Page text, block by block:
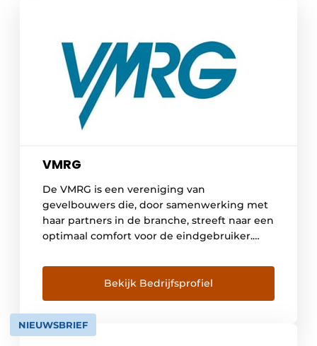
VMRG
De VMRG is een vereniging van
gevelbouwers die, door samenwerking met
haar partners in de branche, streeft naar een
optimaal comfort voor de eindgebruiker.
procesverbetering, innovatie, opleiding en
service, wordt de waarde van gebouwen op
lange termijn gegarandeerd.
KERNWAARDEN De VMRG heeft vier
belangrijke kernwaarden: 1. BEHEER VAN
Bekijk Bedrijfsprofiel
NIEUWSBRIEF